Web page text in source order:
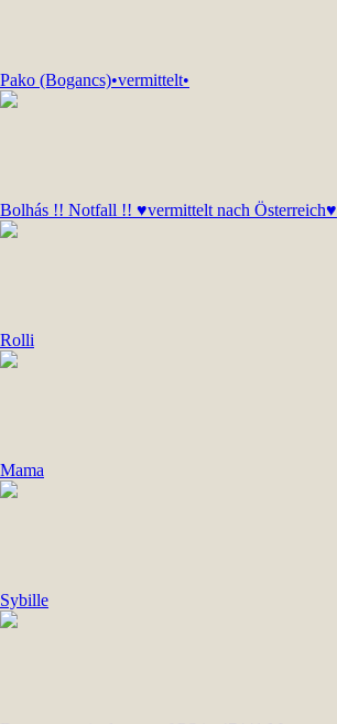
Pako (Bogancs)•vermittelt•
Bolhás !! Notfall !! ♥vermittelt nach Österreich♥
Rolli
Mama
Sybille